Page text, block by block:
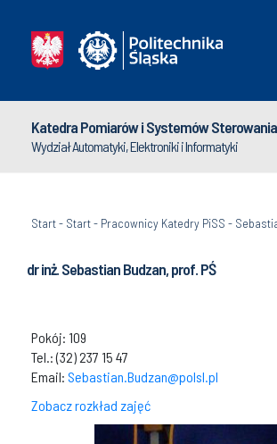
Katedra Pomiarów i Systemów Sterowania
Wydział Automatyki, Elektroniki i Informatyki
Start- Start- Pracownicy Katedry PiSS -
dr inż. Sebastian Budzan, prof. PŚ
Pokój: 109
Tel.: (32) 237 15 47
Email: Sebastian.Budzan@polsl.pl
Zobacz rozkład zajęć